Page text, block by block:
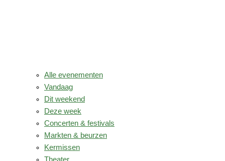
Alle evenementen
Vandaag
Dit weekend
Deze week
Concerten & festivals
Markten & beurzen
Kermissen